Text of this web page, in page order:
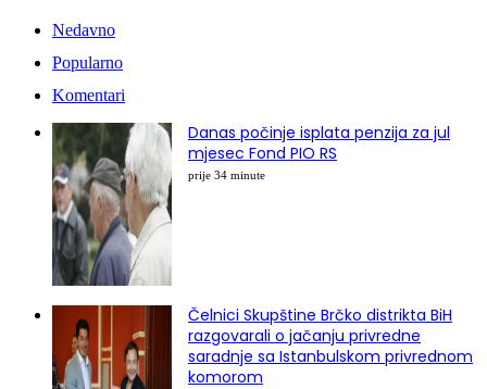
Nedavno
Popularno
Komentari
Danas počinje isplata penzija za jul
mjesec Fond PIO RS
prije 34 minute
Čelnici Skupštine Brčko distrikta BiH
razgovarali o jačanju privredne
saradnje sa Istanbulskom privrednom
komorom